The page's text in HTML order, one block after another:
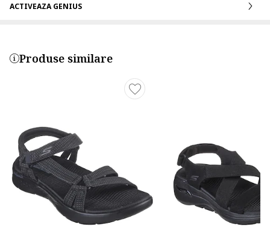
ACTIVEAZA GENIUS
Produse similare